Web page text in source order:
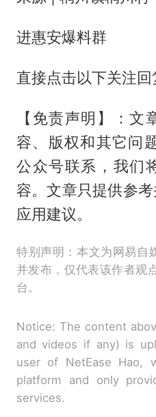
进惠安爆料群
直接点击以下关注回
【免责声明】：文
容、版权和其它问
公众号联系，我们
容。文章只提供参
应用建议。
特别声明：本文为网易自
并发布，仅代表该作者观
台。
Notice: The content
and videos if any) is
user of NetEase Hao,
platform and only
services.